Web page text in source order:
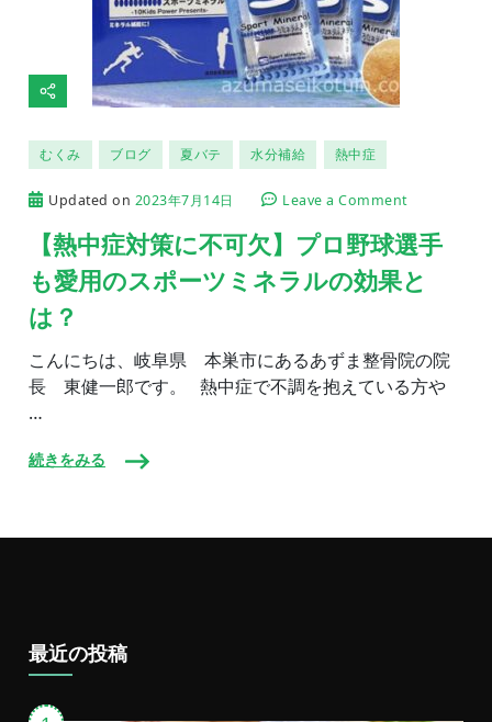
Updated on 2023年7月14日 Leave a Commenton
中
症
対
策
可
欠】
プ
愛
むくみ ブログ 夏バテ 水分補給 熱中症
【熱中症対策に不可欠】プロ野球選手
も愛用のスポーツミネラルの効果と
は？
こんにちは、岐阜県 本巣市にあるあずま整骨院の院
長 東健一郎です。 熱中症で不調を抱えている方や
…
続きをみる
最近の投稿